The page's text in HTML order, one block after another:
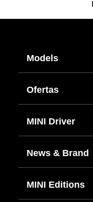
Models
Ofertas
MINI Driver
News & Brand
MINI Editions